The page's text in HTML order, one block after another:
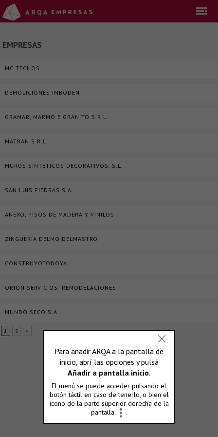
EMPRESAS
MC TECHOS
DEMOLICIONES IMBODEN
GRAMAR, MARMO E GRANITO S.R.L.
MATRAN S.R.L.
MUROS SINTÉTICOS DECORATIVOS, S.L.
SAN LUIS PIEDRAS S.A.
ANEXO, PISOS DE MADERA Y VINILOS
ZINGUERÍA DELMO DELMASTRO
CONSTRUYOTODOYA
ORION SERVICIOS- REMODELACIONES
MUNDO SECO S.A.
1 2 »